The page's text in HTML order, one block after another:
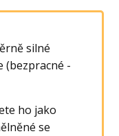
silné
(bezpracné -
ho jako
se